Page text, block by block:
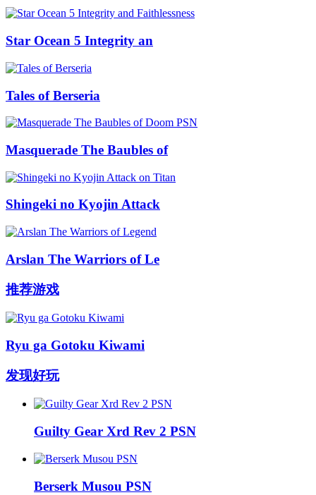
Star Ocean 5 Integrity an
Tales of Berseria
Masquerade The Baubles of
Shingeki no Kyojin Attack
Arslan The Warriors of Le
推荐游戏
Ryu ga Gotoku Kiwami
发现好玩
Guilty Gear Xrd Rev 2 PSN
Berserk Musou PSN